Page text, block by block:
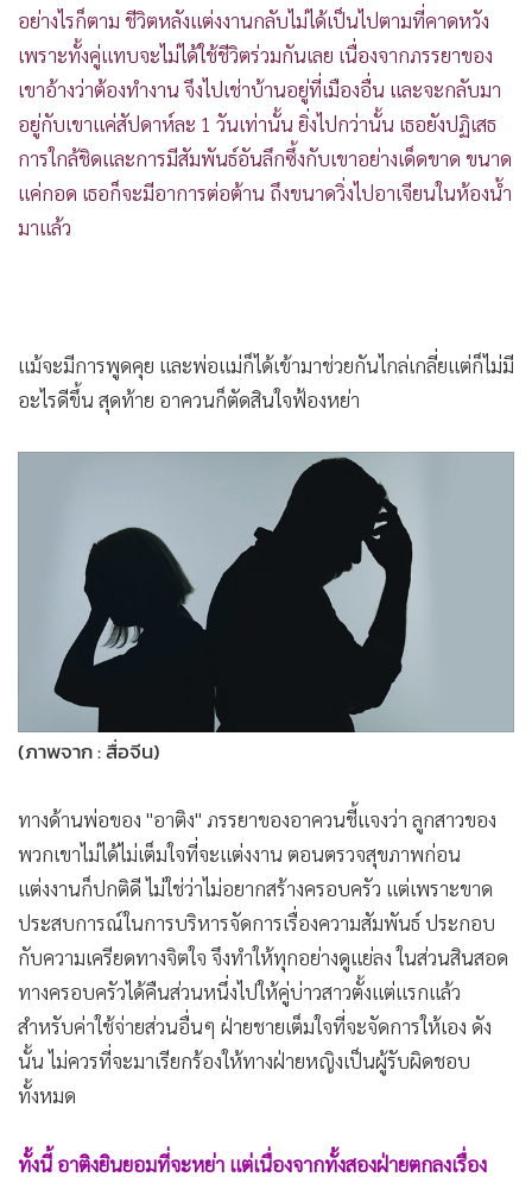
• กองทุนรวม
• Celeb Online
• Factcheck
• ญี่ปุ่น
• News1
• Gotomanager
288,000 หยวน (ประมาณ 1,444,000 บาท) ให้กับฝ่ายหญิง ทั้ง
ยังออกค่าจัดงาน ค่าเครื่องประดับ และอื่นๆ รวมแล้วมากกว่า
720,000 หยวน
อย่างไรก็ตาม ชีวิตหลังแต่งงานกลับไม่ได้เป็นไปตามที่คาดหวัง
เพราะทั้งคู่แทบจะไม่ได้ใช้ชีวิตร่วมกันเลย เนื่องจากภรรยาของ
เขาอ้างว่าต้องทำงาน จึงไปเช่าบ้านอยู่ที่เมืองอื่น และจะกลับมา
มาแล้ว
แม้จะมีการพูดคุย และพ่อแม่ก็ได้เข้ามาช่วยกันไกล่เกลี่ยแต่ก็ไม่มี
อะไรดีขึ้น สุดท้าย อาควนก็ตัดสินใจฟ้องหย่า
(ภาพจาก : สื่อจีน)
ทางด้านพ่อของ "อาติง" ภรรยาของอาควนชี้แจงว่า ลูกสาวของ
พวกเขาไม่ได้ไม่เต็มใจที่จะแต่งงาน ตอนตรวจสุขภาพก่อน
แต่งงานก็ปกติดี ไม่ใช่ว่าไม่อยากสร้างครอบครัว แต่เพราะขาด
ประสบการณ์ในการบริหารจัดการเรื่องความสัมพันธ์ ประกอบ
กับความเครียดทางจิตใจ จึงทำให้ทุกอย่างดูแย่ลง ในส่วนสินสอด
สำหรับค่าใช้จ่ายส่วนอื่นๆ ฝ่ายชายเต็มใจที่จะจัดการให้เอง ดัง